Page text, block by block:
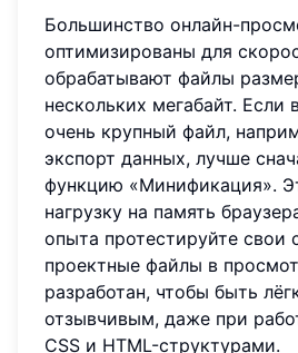
Большинство онлайн-
оптимизированы для
обрабатывают файлы
нескольких мегабайт. Если
очень крупный файл,
экспорт данных, лучше
функцию «Минификация».
нагрузку на память
опыта протестируйте свои
проектные файлы в
разработан, чтобы быть
отзывчивым, даже при
CSS и HTML-структурами.